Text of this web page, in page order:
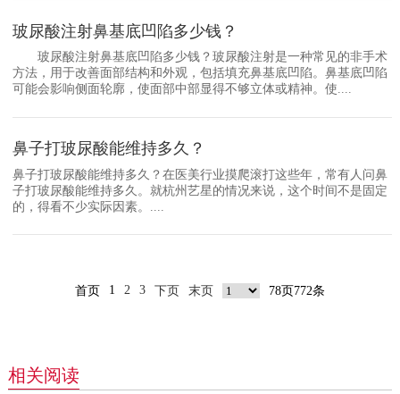
玻尿酸注射鼻基底凹陷多少钱？
玻尿酸注射鼻基底凹陷多少钱？玻尿酸注射是一种常见的非手术
方法，用于改善面部结构和外观，包括填充鼻基底凹陷。鼻基底凹陷
可能会影响侧面轮廓，使面部中部显得不够立体或精神。使....
鼻子打玻尿酸能维持多久？
鼻子打玻尿酸能维持多久？在医美行业摸爬滚打这些年，常有人问鼻
子打玻尿酸能维持多久。就杭州艺星的情况来说，这个时间不是固定
的，得看不少实际因素。....
首页 1 2 3 下页 末页 78页772条
相关阅读